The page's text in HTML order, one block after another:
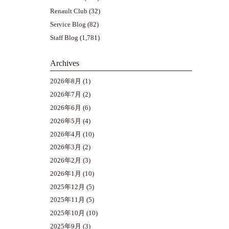
Renault Club (32)
Service Blog (82)
Staff Blog (1,781)
Archives
2026年8月 (1)
2026年7月 (2)
2026年6月 (6)
2026年5月 (4)
2026年4月 (10)
2026年3月 (2)
2026年2月 (3)
2026年1月 (10)
2025年12月 (5)
2025年11月 (5)
2025年10月 (10)
2025年9月 (3)